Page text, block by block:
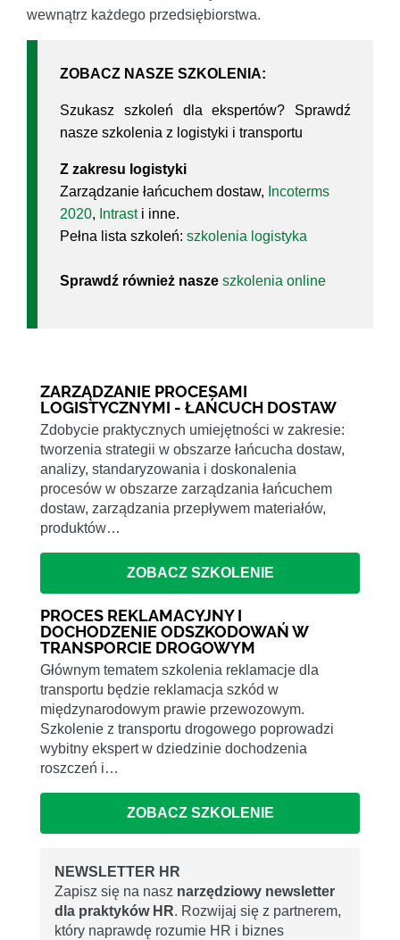
wewnątrz każdego przedsiębiorstwa.
ZOBACZ NASZE SZKOLENIA:
Szukasz szkoleń dla ekspertów? Sprawdź
nasze szkolenia z logistyki i transportu
Z zakresu logistyki
Zarządzanie łańcuchem dostaw, Incoterms
2020, Intrasti inne.
Pełna lista szkoleń: szkolenia logistyka
Sprawdź również nasze szkolenia online
ZARZĄDZANIE PROCESAMI
LOGISTYCZNYMI - ŁAŃCUCH DOSTAW
Zdobycie praktycznych umiejętności w zakresie:
tworzenia strategii w obszarze łańcucha dostaw,
analizy, standaryzowania i doskonalenia
procesów w obszarze zarządzania łańcuchem
dostaw, zarządzania przepływem materiałów,
produktów…
ZOBACZ SZKOLENIE
PROCES REKLAMACYJNY I
DOCHODZENIE ODSZKODOWAŃ W
TRANSPORCIE DROGOWYM
Głównym tematem szkolenia reklamacje dla
transportu będzie reklamacja szkód w
międzynarodowym prawie przewozowym.
Szkolenie z transportu drogowego poprowadzi
wybitny ekspert w dziedzinie dochodzenia
roszczeń i…
ZOBACZ SZKOLENIE
NEWSLETTER HR
Zapisz się na nasz narzędziowy newsletter
dla praktyków HR. Rozwijaj się z partnerem,
który naprawdę rozumie HR i biznes